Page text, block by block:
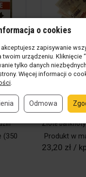
(350
Złote
Produkt w
23,20 zł /
o cookies
akceptujesz zapisywanie
twoim urządzeniu. Kliknięcie
tylko danych
Więcej informacji o
Odmowa